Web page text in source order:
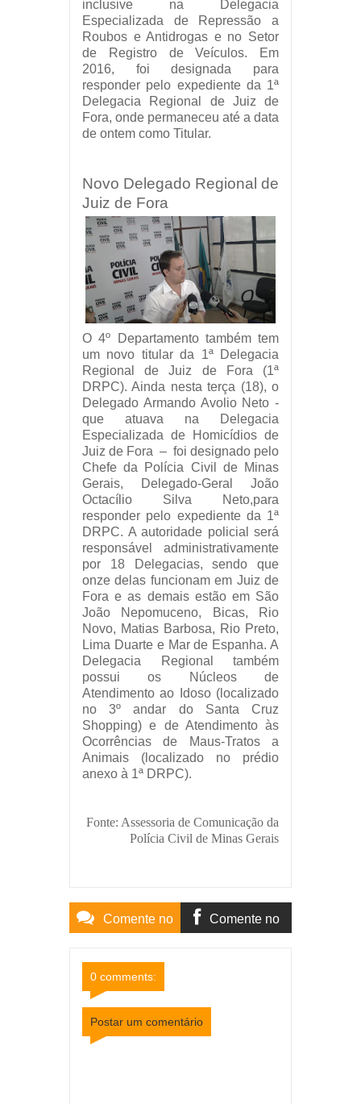
inclusive na Delegacia
Especializada de Repressão a
Roubos e Antidrogas e no Setor
de Registro de Veículos. Em
2016, foi designada para
responder pelo expediente da 1ª
Delegacia Regional de Juiz de
Fora, onde permaneceu até a data
de ontem como Titular.
Novo Delegado Regional de
Juiz de Fora
O 4º Departamento também tem
um novo titular da 1ª Delegacia
Regional de Juiz de Fora (1ª
DRPC). Ainda nesta terça (18), o
Delegado Armando Avolio Neto -
que atuava na Delegacia
Especializada de Homicídios de
Juiz de Fora – foi designado pelo
Chefe da Polícia Civil de Minas
Gerais, Delegado-Geral João
Octacílio Silva Neto,para
responder pelo expediente da 1ª
DRPC. A autoridade policial será
responsável administrativamente
por 18 Delegacias, sendo que
onze delas funcionam em Juiz de
Fora e as demais estão em São
João Nepomuceno, Bicas, Rio
Novo, Matias Barbosa, Rio Preto,
Lima Duarte e Mar de Espanha. A
Delegacia Regional também
possui os Núcleos de
Atendimento ao Idoso (localizado
no 3º andar do Santa Cruz
Shopping) e de Atendimento às
Ocorrências de Maus-Tratos a
Animais (localizado no prédio
anexo à 1ª DRPC).
Fonte: Assessoria de Comunicação da
Polícia Civil de Minas Gerais
Comente no Comente no
0 comments:
Postar um comentário